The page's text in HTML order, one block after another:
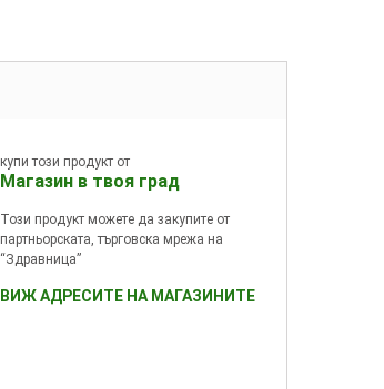
купи този продукт от
Магазин в твоя град
Този продукт можете да закупите от
партньорската, търговска мрежа на
“Здравница”
ВИЖ АДРЕСИТЕ НА МАГАЗИНИТЕ